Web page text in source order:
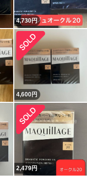
4,730円
4,600円
2,479円